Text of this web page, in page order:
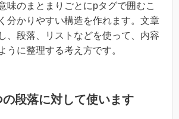
味のまとまりごとにpタグで囲むこ
分かりやすい構造を作れます。文章
、段落、リストなどを使って、内容
うに整理する考え方です。
段落に対して使います